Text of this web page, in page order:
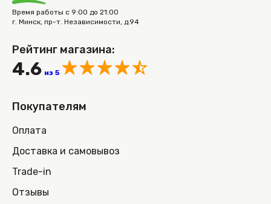
Время работы с 9:00 до 21:00
г. Минск, пр-т. Независимости, д.94
Рейтинг магазина:
4.6 из 5
Покупателям
Оплата
Доставка и самовывоз
Trade-in
Отзывы